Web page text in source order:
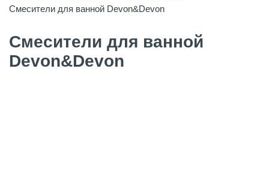
Смесители для ванной Devon&Devon
Смесители для ванной
Devon&Devon